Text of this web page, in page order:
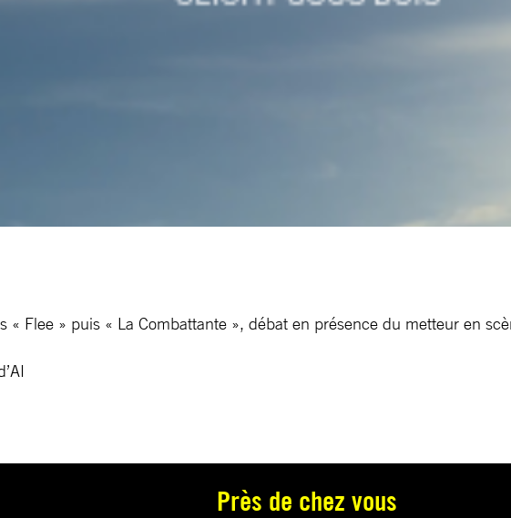
« Flee » puis « La Combattante », débat en présence du metteur en
Près de chez vous